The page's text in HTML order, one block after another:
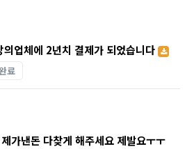
의업체에 2년치 결제가 되었습니다
료
가낸돈 다찾게 해주세요 제발요ㅜㅜ